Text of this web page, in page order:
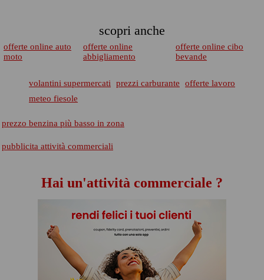
scopri anche
offerte online auto
moto
offerte online
abbigliamento
offerte online cibo
bevande
volantini supermercati prezzi carburante
offerte lavoro
meteo fiesole
prezzo benzina più basso in zona
pubblicita attività commerciali
Hai un'attività commerciale ?